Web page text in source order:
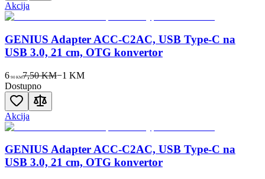
Akcija
GENIUS Adapter ACC-C2AC, USB Type-C na
USB 3.0, 21 cm, OTG konvertor
6 90KM7,50 KM−1 KM
Dostupno
Akcija
GENIUS Adapter ACC-C2AC, USB Type-C na
USB 3.0, 21 cm, OTG konvertor